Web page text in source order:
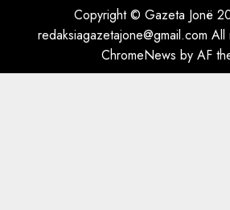
ngjau me
dëshmia e
flet për
plagosën!
Copyright © Gazeta Jonë
redaksiagazetajone@gmail.com All
ChromeNews by AF